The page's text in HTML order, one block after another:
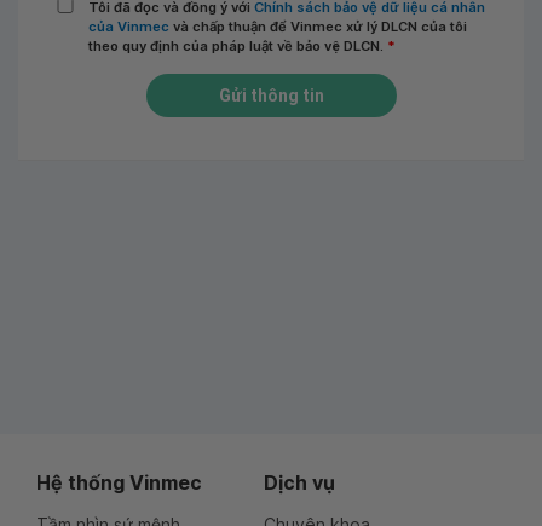
Tôi đã đọc và đồng ý với Chính sách bảo vệ dữ liệu cá nhân
của Vinmec và chấp thuận để Vinmec xử lý DLCN của tôi
theo quy định của pháp luật về bảo vệ DLCN. *
Gửi thông tin
Hệ thống Vinmec Dịch vụ